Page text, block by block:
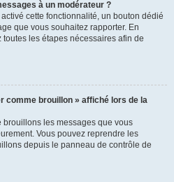
à un modérateur ?
cette fonctionnalité, un bouton dédié
que vous souhaitez rapporter. En
les étapes nécessaires afin de
comme brouillon » affiché lors de la
brouillons les messages que vous
Vous pouvez reprendre les
depuis le panneau de contrôle de